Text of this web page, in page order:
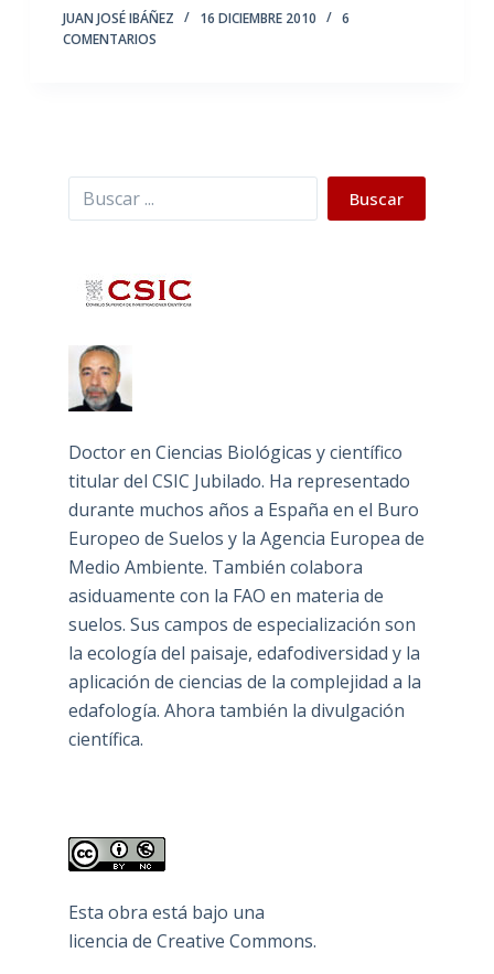
JUAN JOSÉ IBÁÑEZ 16 DICIEMBRE 2010
6
COMENTARIOS
Buscar Buscar
Doctor en Ciencias Biológicas y científico
titular del CSIC Jubilado. Ha representado
durante muchos años a España en el Buro
Europeo de Suelos y la Agencia Europea de
Medio Ambiente. También colabora
asiduamente con la FAO en materia de
suelos. Sus campos de especialización son
la ecología del paisaje, edafodiversidad y la
aplicación de ciencias de la complejidad a la
edafología. Ahora también la divulgación
científica.
Esta obra está bajo una
licencia de Creative Commons.